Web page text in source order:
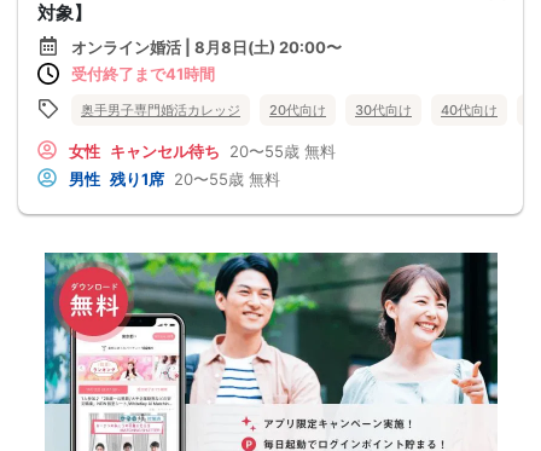
対象】
オンライン婚活 | 8月8日(土) 20:00〜
受付終了まで41時間
奥手男子専門婚活カレッジ 20代向け 30代向け 40代向け
女性 キャンセル待ち 20〜55歳 無料
男性 残り1席 20〜55歳 無料